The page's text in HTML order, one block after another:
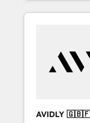
and hands-on
Services -
Professional
Custom
AVIDLY